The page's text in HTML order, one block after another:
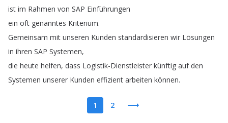
ist im Rahmen von SAP Einführungen
ein oft genanntes Kriterium.
Gemeinsam mit unseren Kunden standardisieren wir Lösungen
in ihren SAP Systemen,
die heute helfen, dass Logistik-Dienstleister künftig auf den
Systemen unserer Kunden effizient arbeiten können.
1 2